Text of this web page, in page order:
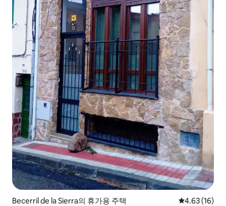
Becerril de la Sierra의 휴가용 주택 평점 4.63점
4.63 (16)